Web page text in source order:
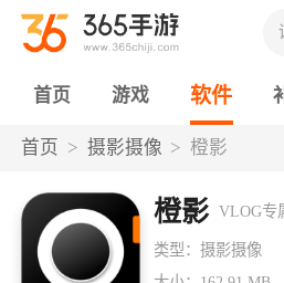
首页 游戏 软件
首页 摄影摄像 橙影
橙影 VLOG专
类型：摄影摄像